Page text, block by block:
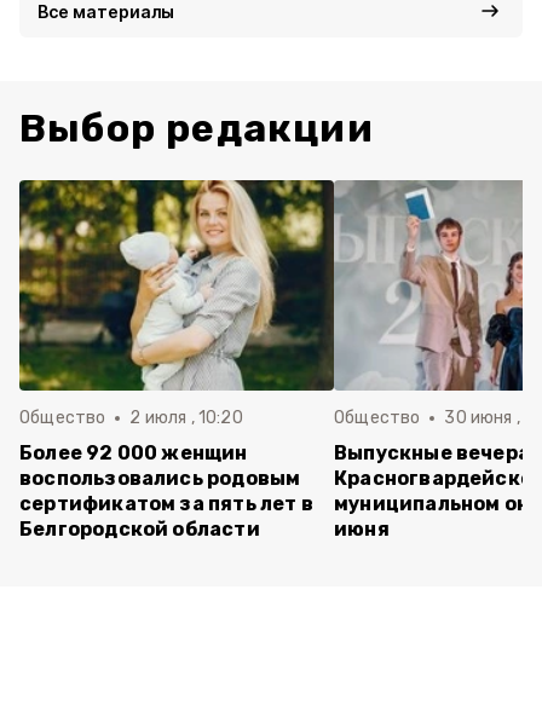
Все материалы
Выбор редакции
Общество 2 июля , 10:20
Более 92 000 женщин
воспользовались родовым
сертификатом за пять лет в
Белгородской области
Общество 30 июня ,
Выпускные вечера
муниципальном
июня